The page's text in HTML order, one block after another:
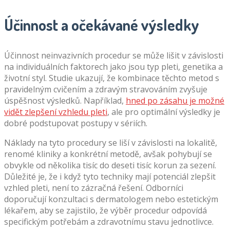
Účinnost a očekávané výsledky
Účinnost neinvazivních procedur se může lišit v závislosti
na individuálních faktorech jako jsou typ pleti, genetika a
životní styl. Studie ukazují, že kombinace těchto metod s
pravidelným cvičením a zdravým stravováním zvyšuje
úspěšnost výsledků. Například, hned po zásahu je možné
vidět zlepšení vzhledu pleti, ale pro optimální výsledky je
dobré podstupovat postupy v sériích.
Náklady na tyto procedury se liší v závislosti na lokalitě,
renomé kliniky a konkrétní metodě, avšak pohybují se
obvykle od několika tisíc do deseti tisíc korun za sezení.
Důležité je, že i když tyto techniky mají potenciál zlepšit
vzhled pleti, není to zázračná řešení. Odborníci
doporučují konzultaci s dermatologem nebo estetickým
lékařem, aby se zajistilo, že výběr procedur odpovídá
specifickým potřebám a zdravotnímu stavu jednotlivce.